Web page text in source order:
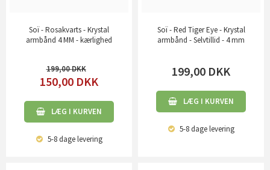
Soï - Rosakvarts - Krystal
armbånd 4 MM - kærlighed
199,00
150,00 DKK
LÆG I KURVEN
5-8 dagelevering
Soï - Red Tiger Eye - Krystal
armbånd - Selvtillid - 4 mm
199,00 DKK
LÆG I KURVEN
5-8 dagelevering